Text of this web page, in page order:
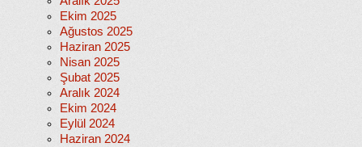
Ekim 2025
Ağustos 2025
Haziran 2025
Nisan 2025
Şubat 2025
Aralık 2024
Ekim 2024
Eylül 2024
Haziran 2024